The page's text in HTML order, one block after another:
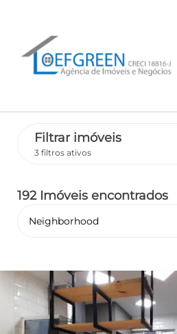
Filtrar imóveis
3 filtros ativos
192 Imóveis encontrados
Neighborhood